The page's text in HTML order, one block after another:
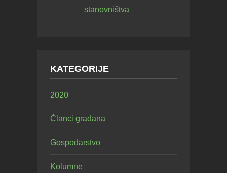
stanovništva
KATEGORIJE
2020
Članci građana
Gospodarstvo
Kolumne